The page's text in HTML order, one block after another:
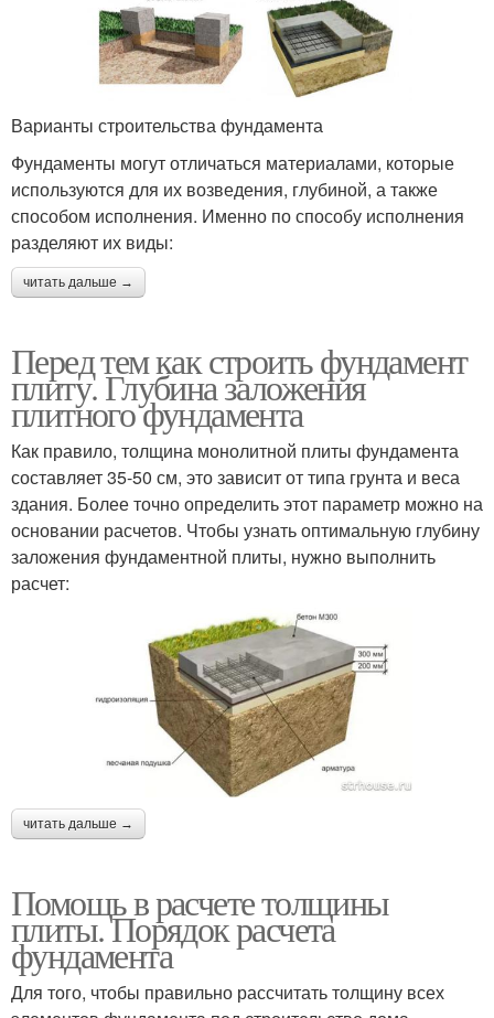
Варианты строительства фундамента
Фундаменты могут отличаться материалами, которые
используются для их возведения, глубиной, а также
способом исполнения. Именно по способу исполнения
разделяют их виды:
читать дальше →
Перед тем как строить фундамент
плиту. Глубина заложения
плитного фундамента
Как правило, толщина монолитной плиты фундамента
составляет 35-50 см, это зависит от типа грунта и веса
здания. Более точно определить этот параметр можно на
основании расчетов. Чтобы узнать оптимальную глубину
заложения фундаментной плиты, нужно выполнить
расчет:
читать дальше →
Помощь в расчете толщины
плиты. Порядок расчета
фундамента
Для того, чтобы правильно рассчитать толщину всех